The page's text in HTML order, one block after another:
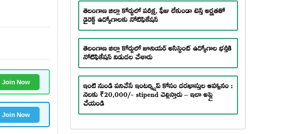
Join Now
Join Now
తెలంగాణ జిల్లా కోర్టులో పరీక్ష, ఫీజు లేకుండా టెన్త్ అర్హతతో
డైరెక్ట్ ఉద్యోగాలకు నోటిఫికేషన్
తెలంగాణ జిల్లా కోర్టులో జూనియర్ అసిస్టెంట్ ఉద్యోగాల భర్తీకి
నోటిఫికేషన్ విడుదల చేశారు
ఇంటి నుండి పనిచేసే ఇంటర్న్షిప్ కోసం దరఖాస్తుల ఆహ్వానం :
నెలకు ₹20,000/- stipend చెల్లిస్తారు – ఇలా అప్లై
చేయండి